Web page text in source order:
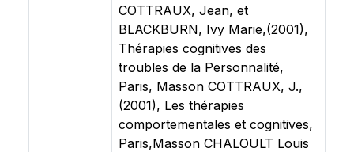
COTTRAUX, Jean, et
BLACKBURN, Ivy Marie,(2001),
Thérapies cognitives des
troubles de la Personnalité,
Paris, Masson COTTRAUX, J.,
(2001), Les thérapies
comportementales et cognitives,
Paris,Masson CHALOULT Louis